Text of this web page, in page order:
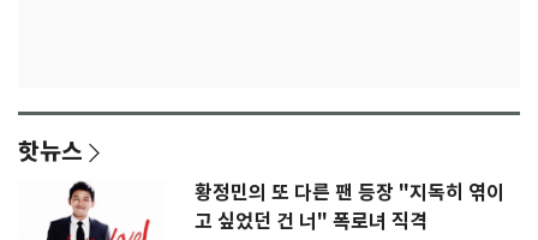
핫뉴스
황정민의 또 다른 팬 등장 "지독히 엮이
고 싶었던 건 너" 폭로녀 직격